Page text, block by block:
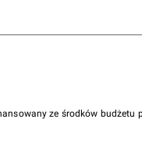
ze środków budżetu